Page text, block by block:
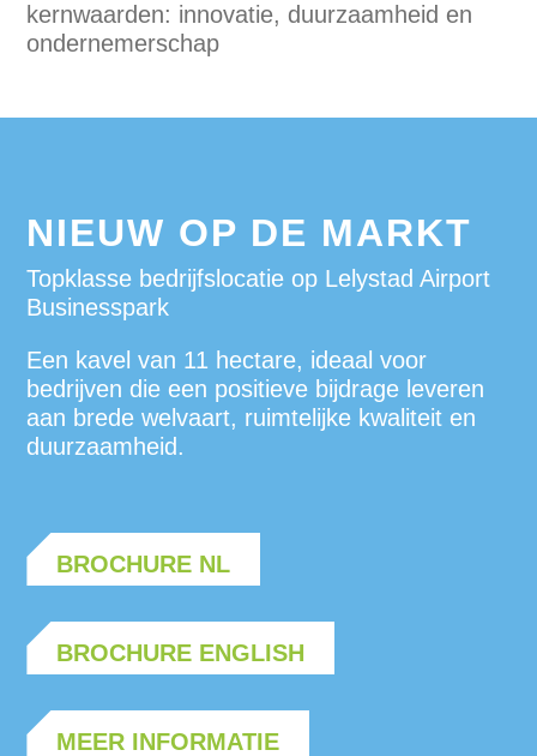
kernwaarden: innovatie, duurzaamheid en
ondernemerschap
NIEUW OP DE MARKT
Topklasse bedrijfslocatie op Lelystad Airport
Businesspark
Een kavel van 11 hectare, ideaal voor
bedrijven die een positieve bijdrage leveren
aan brede welvaart, ruimtelijke kwaliteit en
duurzaamheid.
BROCHURE NL
BROCHURE ENGLISH
MEER INFORMATIE